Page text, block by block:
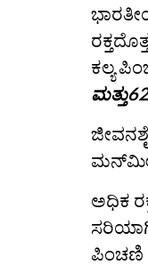
ಕಲ್ಯ
ಅಧಿಕ
ಪಿಂಚಣಿ